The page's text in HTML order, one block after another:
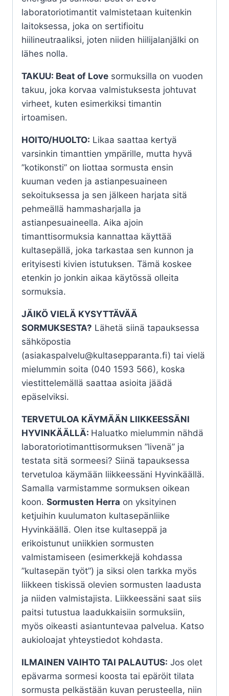
laboratoriotimantit valmistetaan kuitenkin
laitoksessa, joka on sertifioitu
hiilineutraaliksi, joten niiden hiilijalanjälki on
lähes nolla.
TAKUU: Beat of Love sormuksilla on vuoden
takuu, joka korvaa valmistuksesta johtuvat
virheet, kuten esimerkiksi timantin
irtoamisen.
HOITO/HUOLTO: Likaa saattaa kertyä
varsinkin timanttien ympärille, mutta hyvä
”kotikonsti” on liottaa sormusta ensin
kuuman veden ja astianpesuaineen
sekoituksessa ja sen jälkeen harjata sitä
pehmeällä hammasharjalla ja
astianpesuaineella. Aika ajoin
timanttisormuksia kannattaa käyttää
kultasepällä, joka tarkastaa sen kunnon ja
erityisesti kivien istutuksen. Tämä koskee
etenkin jo jonkin aikaa käytössä olleita
sormuksia.
JÄIKÖ VIELÄ KYSYTTÄVÄÄ
SORMUKSESTA? Lähetä siinä tapauksessa
sähköpostia
(asiakaspalvelu@kultasepparanta.fi) tai vielä
mielummin soita (040 1593 566), koska
viestittelemällä saattaa asioita jäädä
epäselviksi.
TERVETULOA KÄYMÄÄN LIIKKEESSÄNI
HYVINKÄÄLLÄ: Haluatko mielummin nähdä
laboratoriotimanttisormuksen ”livenä” ja
testata sitä sormeesi? Siinä tapauksessa
tervetuloa käymään liikkeessäni Hyvinkäällä.
Samalla varmistamme sormuksen oikean
koon. Sormusten Herra on yksityinen
ketjuihin kuulumaton kultasepänliike
Hyvinkäällä. Olen itse kultaseppä ja
erikoistunut uniikkien sormusten
valmistamiseen (esimerkkejä kohdassa
”kultasepän työt”) ja siksi olen tarkka myös
liikkeen tiskissä olevien sormusten laadusta
ja niiden valmistajista. Liikkeessäni saat siis
paitsi tutustua laadukkaisiin sormuksiin,
myös oikeasti asiantuntevaa palvelua. Katso
aukioloajat yhteystiedot kohdasta.
ILMAINEN VAIHTO TAI PALAUTUS: Jos olet
epävarma sormesi koosta tai epäröit tilata
sormusta pelkästään kuvan perusteella, niin